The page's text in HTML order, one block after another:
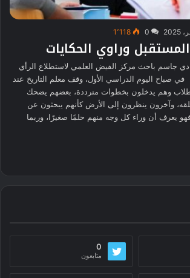
0 1٬118
وراوي الحكايات
جاسم باحث مركز الفيض العلمي لاستطلاع الرأي
صباح اليوم الدراسي الأول، وقف معلم التاريخ عند
وهم يدخلون بخطوات مترددة، بعضهم يضحك
وآخرون ينظرون إلى الأرض كأنهم يبحثون عن
فهو يعرف أن وراء كل وجه منهم حلمًا صغيرًا، وربما
0
متابعون